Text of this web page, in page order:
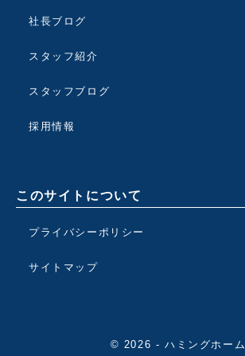
社長ブログ
スタッフ紹介
スタッフブログ
採用情報
このサイトについて
プライバシーポリシー
サイトマップ
© 2026 - ハミングホーム